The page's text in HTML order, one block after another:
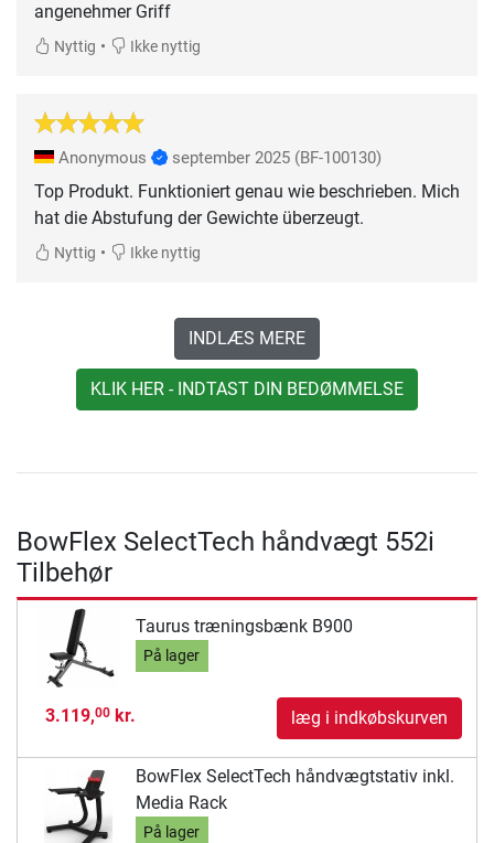
angenehmer Griff
Nyttig • Ikke nyttig
Anonymous september 2025 (BF-100130)
Top Produkt. Funktioniert genau wie beschrieben. Mich
hat die Abstufung der Gewichte überzeugt.
Nyttig • Ikke nyttig
INDLÆS MERE
KLIK HER - INDTAST DIN BEDØMMELSE
BowFlex SelectTech håndvægt 552i
Tilbehør
Taurus træningsbænk B900
På lager
3.119,00kr. læg i indkøbskurven
BowFlex SelectTech håndvægtstativ inkl.
Media Rack
På lager